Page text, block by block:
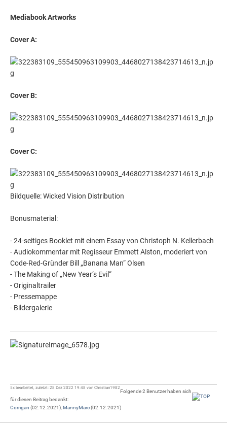
Mediabook Artworks
Cover A:
Cover B:
Cover C:
Bildquelle: Wicked Vision Distribution
Bonusmaterial:
- 24-seitiges Booklet mit einem Essay von Christoph N. Kellerbach
- Audiokommentar mit Regisseur Emmett Alston, moderiert von
Code-Red-Gründer Bill „Banana Man“ Olsen
- The Making of „New Year‘s Evil“
- Originaltrailer
- Pressemappe
- Bildergalerie
5x bearbeitet, zuletzt: 28 Dez 2022 19:48 von Christian1982
Folgende 2 Benutzer haben sich
für diesen Beitrag bedankt:
Corrigan (02.12.2021),MannyMarc(02.12.2021)